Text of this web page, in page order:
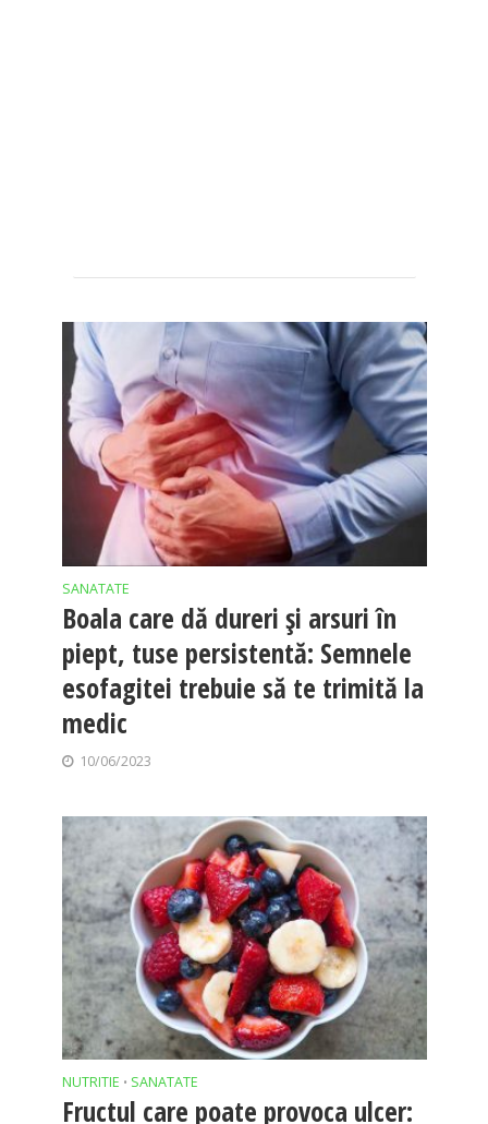
SANATATE
Boala care dă dureri și arsuri în
piept, tuse persistentă: Semnele
esofagitei trebuie să te trimită la
medic
10/06/2023
NUTRITIE • SANATATE
Fructul care poate provoca ulcer: